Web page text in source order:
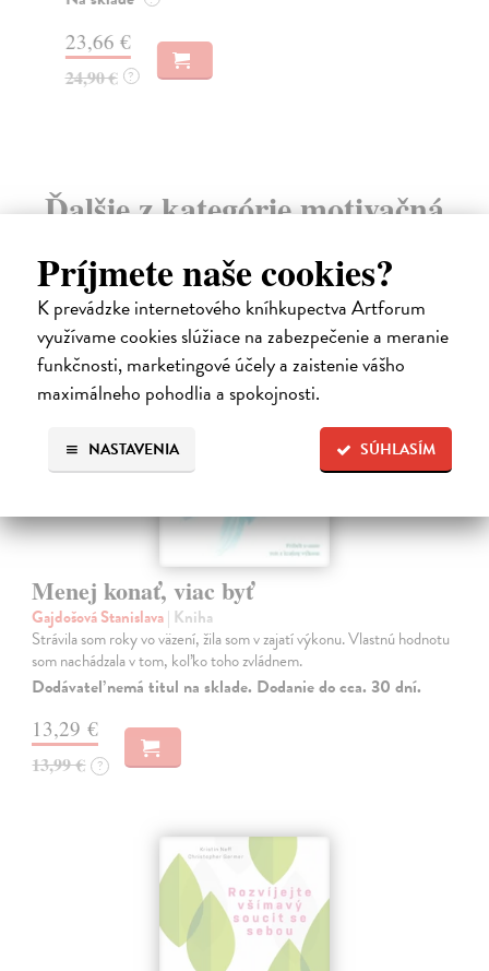
Príjmete naše cookies?
K prevádzke internetového kníhkupectva Artforum
využívame cookies slúžiace na zabezpečenie a meranie
funkčnosti, marketingové účely a zaistenie vášho
maximálneho pohodlia a spokojnosti.
SÚHLASÍM
NASTAVENIA
23,66 €
24,90 € ?
Ďalšie z kategórie motivačná
literatúra
Menej konať, viac byť
Gajdošová Stanislava| Kniha
Strávila som roky vo väzení, žila som v zajatí výkonu. Vlastnú hodnotu
som nachádzala v tom, koľko toho zvládnem.
Dodávateľ nemá titul na sklade. Dodanie do cca. 30 dní.
13,29 €
13,99 € ?